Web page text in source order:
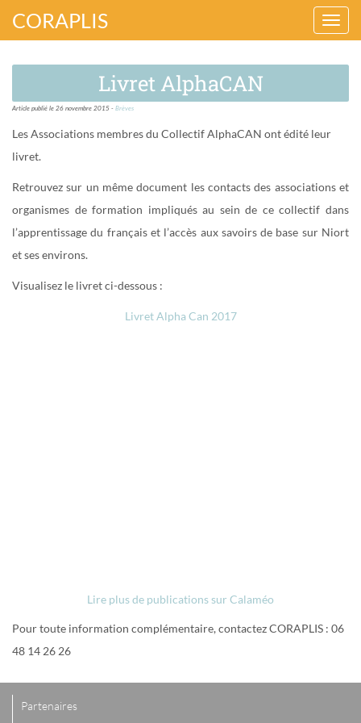
la
CORAPLIS
Livret AlphaCAN
Article publié le 26 novembre 2015 - Brèves
Les Associations membres du Collectif AlphaCAN ont édité leur
livret.
Retrouvez sur un même document les contacts des associations et
organismes de formation impliqués au sein de ce collectif dans
l’apprentissage du français et l’accès aux savoirs de base sur Niort
et ses environs.
Visualisez le livret ci-dessous :
Livret Alpha Can 2017
Lire plus de publications sur Calaméo
Pour toute information complémentaire, contactez CORAPLIS : 06
48 14 26 26
Partenaires